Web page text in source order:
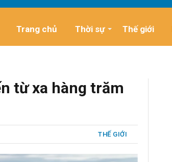
Trang chủ Thời sự Thế giới
từ xa hàng trăm
THẾ GIỚI